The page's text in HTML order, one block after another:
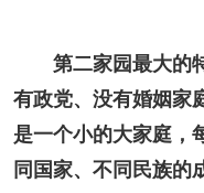
第二家园最大的特
有政党、没有婚姻家
是一个小的大家庭，
同国家、不同民族的